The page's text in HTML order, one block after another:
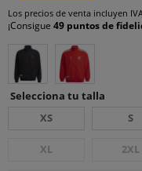
Los precios de venta incluyen
¡Consigue 49 puntos de
Selecciona tu talla
XS
S
XL 2XL